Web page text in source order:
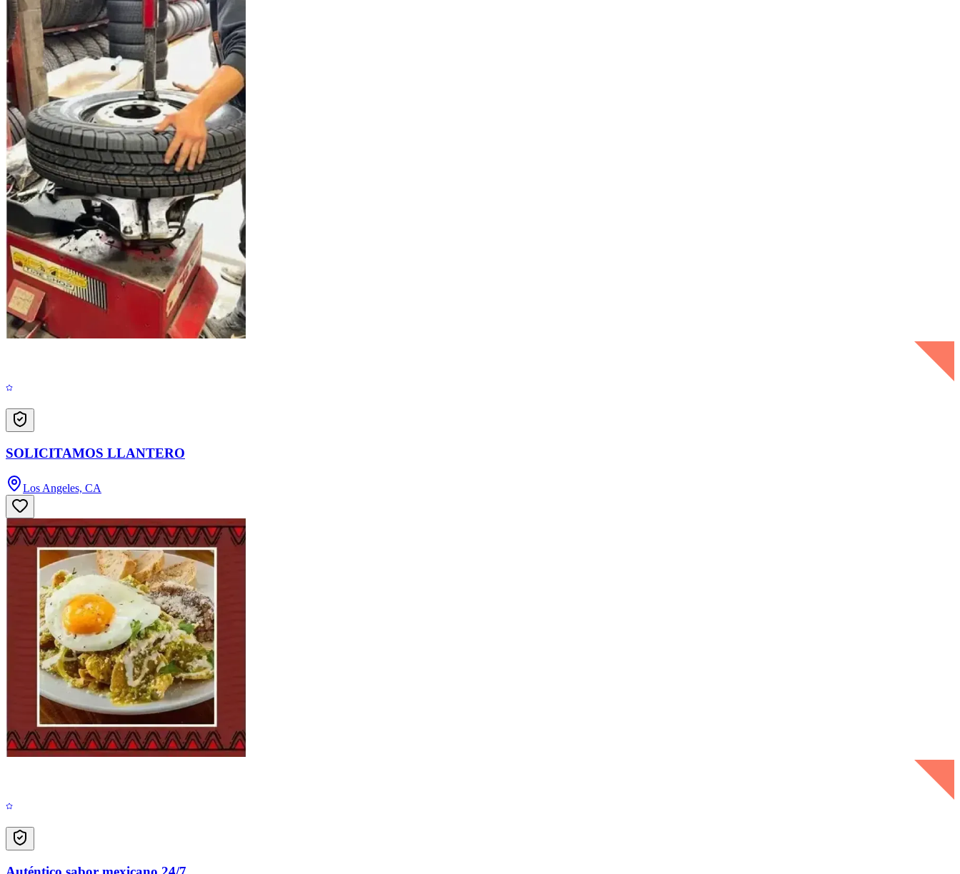
SOLICITAMOS LLANTERO
Los Angeles, CA